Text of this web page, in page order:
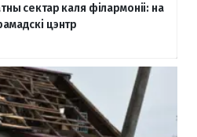
сектар каля філармоніі: на
цэнтр